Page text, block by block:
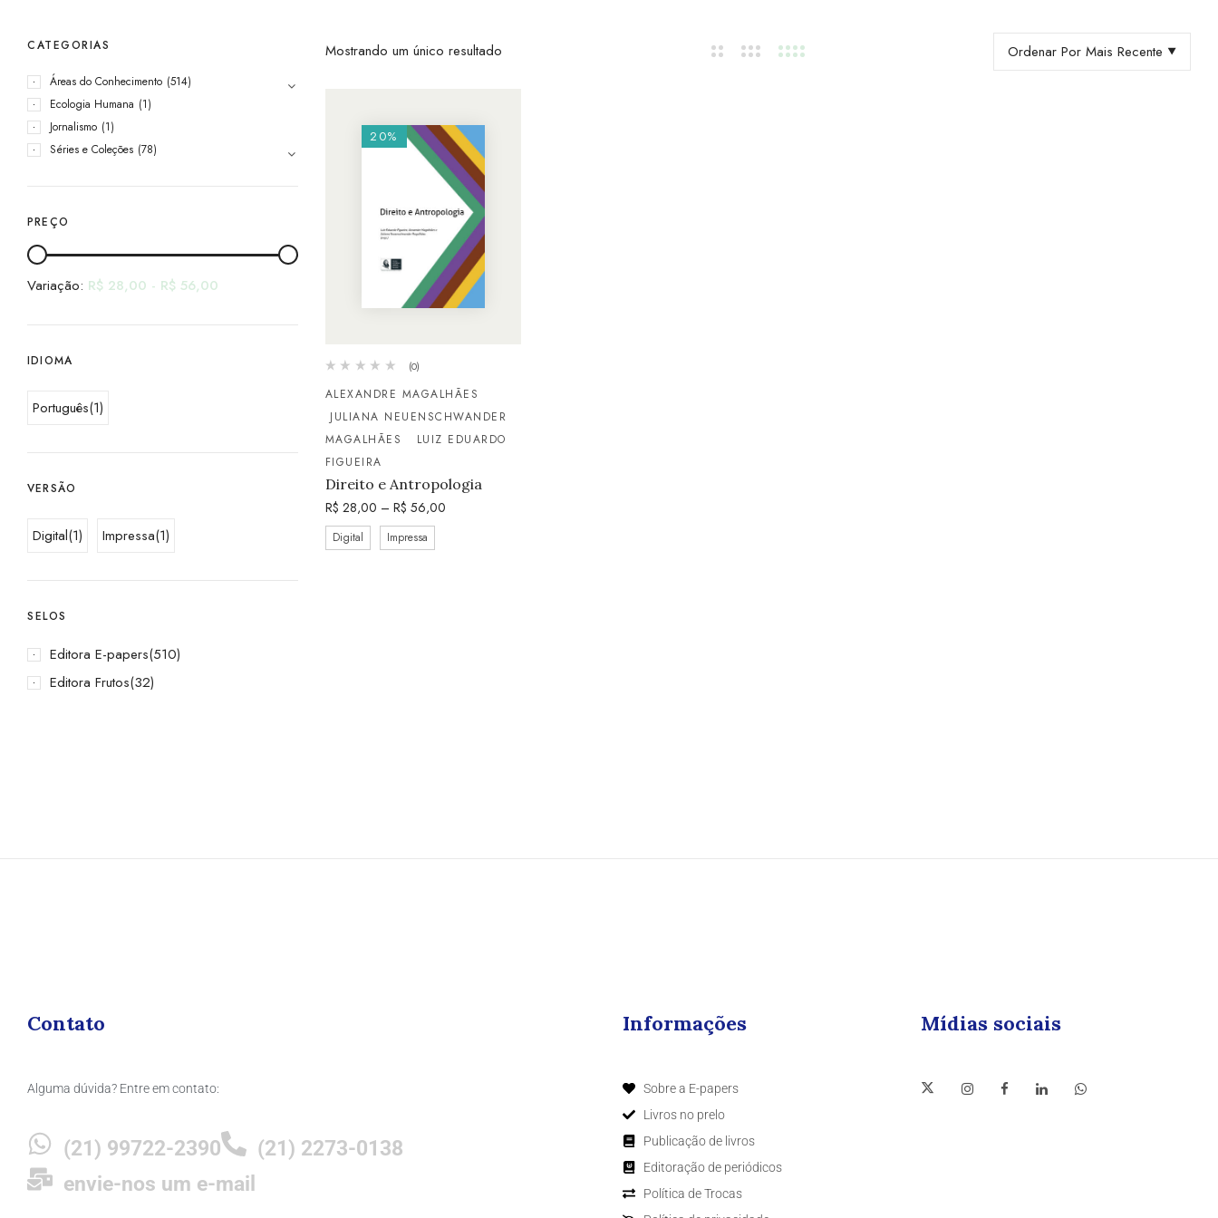
CATEGORIAS
Áreas do Conhecimento (514)
Ecologia Humana (1)
Jornalismo (1)
Séries e Coleções (78)
PREÇO
Variação: R$ 28,00 - R$ 56,00
IDIOMA
Português(1)
VERSÃO
Digital(1) Impressa(1)
SELOS
Editora E-papers(510)
Editora Frutos(32)
Mostrando um único resultado Ordenar Por Mais Recente
20%
(0)
ALEXANDRE MAGALHÃES
JULIANA NEUENSCHWANDER
MAGALHÃES
LUIZ EDUARDO
FIGUEIRA
Direito e Antropologia
R$ 28,00 – R$ 56,00
Digital Impressa
Contato
Alguma dúvida? Entre em contato:
(21) 99722-2390
(21) 2273-0138
envie-nos um e-mail
Informações
Sobre a E-papers
Livros no prelo
Publicação de livros
Editoração de periódicos
Política de Trocas
Mídias sociais